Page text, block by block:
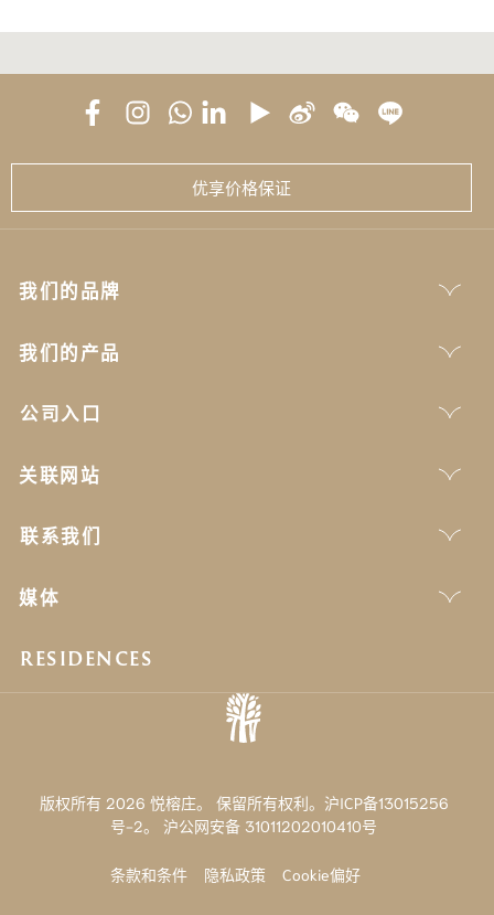
优享价格保证
我们的品牌
我们的产品
公司入口
关联网站
联系我们
媒体
RESIDENCES
版权所有 2026 悦榕庄。 保留所有权利。沪ICP备13015256
号-2。 沪公网安备 31011202010410号
条款和条件 隐私政策 Cookie偏好